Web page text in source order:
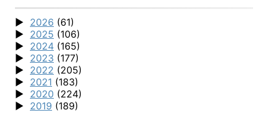
2026 (61)
2025 (106)
2024 (165)
2023 (177)
2022 (205)
2021 (183)
2020 (224)
2019 (189)